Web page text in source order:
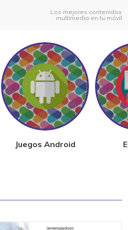
Los mejores contenidos
multimedia en tu móvil
Juegos Android